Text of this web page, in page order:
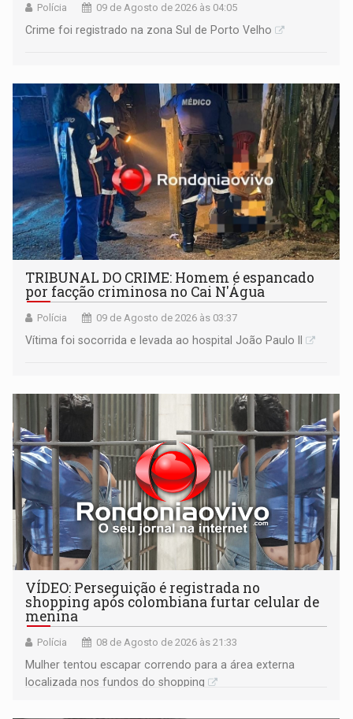
Polícia 09 de Agosto de 2026 às 04:05
Crime foi registrado na zona Sul de Porto Velho
TRIBUNAL DO CRIME: Homem é espancado
por facção criminosa no Cai N'Água
Polícia 09 de Agosto de 2026 às 03:37
Vítima foi socorrida e levada ao hospital João Paulo II
VÍDEO: Perseguição é registrada no
shopping após colombiana furtar celular de
menina
Polícia 08 de Agosto de 2026 às 21:33
Mulher tentou escapar correndo para a área externa
localizada nos fundos do shopping